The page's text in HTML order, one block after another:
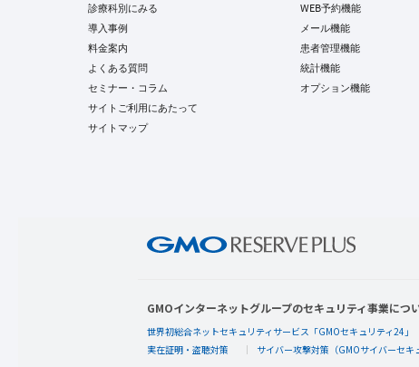
診療科別にみる
導入事例
料金案内
よくある質問
セミナー・コラム
サイトご利用にあたって
サイトマップ
WEB予約機能
メール機能
患者管理機能
統計機能
オプション機能
GMOインターネットグループのセキュリティ事業につ
世界初総合ネットセキュリティサービス「GMOセキュリティ24」
実在証明・盗聴対策
サイバー攻撃対策（GMOサイバーセキ